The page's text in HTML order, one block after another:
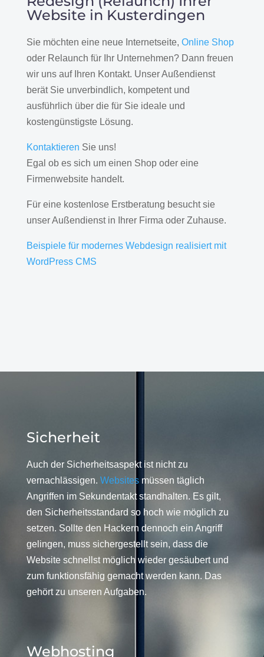
Website in Kusterdingen
Sie möchten eine neue Internetseite, Online Shop
oder Relaunch für Ihr Unternehmen? Dann freuen
wir uns auf Ihren Kontakt. Unser Außendienst
berät Sie unverbindlich, kompetent und
ausführlich über die für Sie ideale und
kostengünstigste Lösung.
Kontaktieren Sie uns!
Egal ob es sich um einen Shop oder eine
Firmenwebsite handelt.
Für eine kostenlose Erstberatung besucht sie
unser Außendienst in Ihrer Firma oder Zuhause.
Beispiele für modernes Webdesign realisiert mit
WordPress CMS
Sicherheit
Auch der Sicherheitsaspekt ist nicht zu
vernachlässigen. Websitesmüssen täglich
Angriffen im Sekundentakt standhalten. Es gilt,
den Sicherheitsstandard so hoch wie möglich zu
setzen. Sollte den Hackern dennoch ein Angriff
gelingen, muss sichergestellt sein, dass die
Website schnellst möglich wieder gesäubert und
zum funktionsfähig gemacht werden kann. Das
gehört zu unseren Aufgaben.
Webhosting